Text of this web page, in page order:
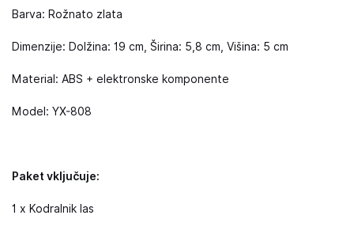
Barva: Rožnato zlata
Dimenzije: Dolžina: 19 cm, Širina: 5,8 cm, Višina: 5 cm
Material: ABS + elektronske komponente
Model: YX-808
Paket vključuje:
1 x Kodralnik las